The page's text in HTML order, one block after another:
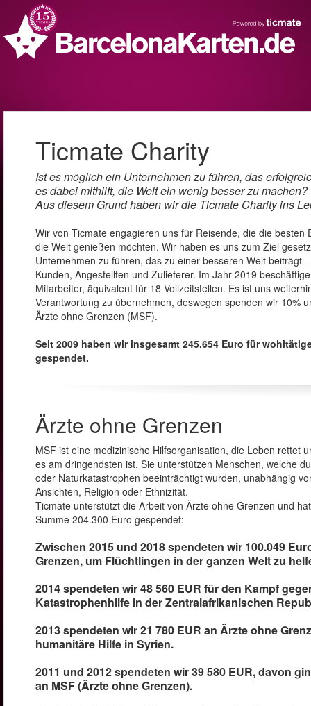
Ticmate Charity
Ist es möglich ein Unternehmen zu führen, das
es dabei mithilft, die Welt ein wenig besser zu
Aus diesem Grund haben wir die Ticmate Charity ins
Wir von Ticmate engagieren uns für Reisende, die die besten
die Welt genießen möchten. Wir haben es uns zum Ziel
Unternehmen zu führen, das zu einer besseren Welt beiträgt
Kunden, Angestellten und Zulieferer. Im Jahr 2019
Mitarbeiter, äquivalent für 18 Vollzeitstellen. Es ist uns
Verantwortung zu übernehmen, deswegen spenden wir 10%
Ärzte ohne Grenzen (MSF).
Seit 2009 haben wir insgesamt 245.654 Euro für
gespendet.
Ärzte ohne Grenzen
MSF ist eine medizinische Hilfsorganisation, die Leben rettet
es am dringendsten ist. Sie unterstützen Menschen, welche
oder Naturkatastrophen beeinträchtigt wurden, unabhängig
Ansichten, Religion oder Ethnizität.
Ticmate unterstützt die Arbeit von Ärzte ohne Grenzen und
Summe 204.300 Euro gespendet:
Zwischen 2015 und 2018 spendeten wir 100.049
Grenzen, um Flüchtlingen in der ganzen Welt zu
2014 spendeten wir 48 560 EUR für den Kampf
Katastrophenhilfe in der Zentralafrikanischen
2013 spendeten wir 21 780 EUR an Ärzte ohne
humanitäre Hilfe in Syrien.
2011 und 2012 spendeten wir 39 580 EUR, davon
an MSF (Ärzte ohne Grenzen).